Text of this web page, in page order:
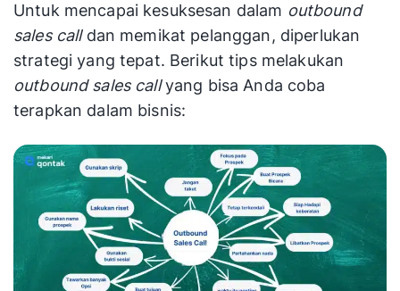
Untuk mencapai kesuksesan dalam outbound
sales calldan memikat pelanggan, diperlukan
strategi yang tepat. Berikut tips melakukan
outbound sales callyang bisa Anda coba
terapkan dalam bisnis: